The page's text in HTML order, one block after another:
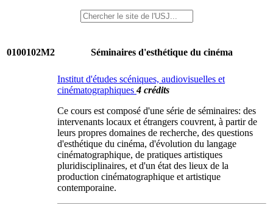
0100102M2 Séminaires d'esthétique du cinéma
Institut d'études scéniques, audiovisuelles et
cinématographiques4 crédits
Ce cours est composé d'une série de séminaires: des
intervenants locaux et étrangers couvrent, à partir de
leurs propres domaines de recherche, des questions
d'esthétique du cinéma, d'évolution du langage
cinématographique, de pratiques artistiques
pluridisciplinaires, et d'un état des lieux de la
production cinématographique et artistique
contemporaine.